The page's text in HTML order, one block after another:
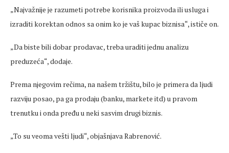
„Najvažnije je razumeti potrebe korisnika proizvoda ili usluga i
izraditi korektan odnos sa onim ko je vaš kupac biznisa“, ističe on.
„Da biste bili dobar prodavac, treba uraditi jednu analizu
preduzeća“, dodaje.
Prema njegovim rečima, na našem tržištu, bilo je primera da ljudi
razviju posao, pa ga prodaju (banku, markete itd) u pravom
trenutku i onda pređu u neki sasvim drugi biznis.
„To su veoma vešti ljudi“, objašnjava Rabrenović.